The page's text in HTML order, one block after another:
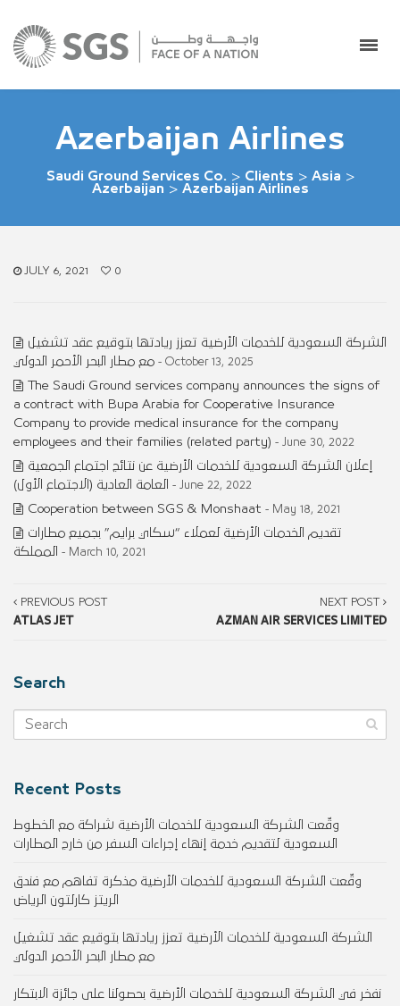
Azerbaijan Airlines
Saudi Ground Services Co. > Clients > Asia >
Azerbaijan > Azerbaijan Airlines
JULY 6, 2021 0
الشركة السعودية للخدمات الأرضية تعزز ريادتها بتوقيع عقد تشغيل
مع مطار البحر الأحمر الدولي - October 13, 2025
The Saudi Ground services company announces the signs of
a contract with Bupa Arabia for Cooperative Insurance
Company to provide medical insurance for the company
employees and their families (related party) - June 30, 2022
إعلان الشركة السعودية للخدمات الأرضية عن نتائج اجتماع الجمعية
العامة العادية (الاجتماع الأول)
- June 22, 2022
Cooperation between SGS & Monshaat - May 18, 2021
تقديم الخدمات الأرضية لعملاء “سكاي برايم” بجميع مطارات
المملكة
- March 10, 2021
PREVIOUS POST
ATLAS JET
NEXT POST
AZMAN AIR SERVICES LIMITED
Search
Recent Posts
وقّعت الشركة السعودية للخدمات الأرضية شراكة مع الخطوط
السعودية لتقديم خدمة إنهاء إجراءات السفر من خارج المطارات
وقّعت الشركة السعودية للخدمات الأرضية مذكرة تفاهم مع فندق
الريتز كارلتون الرياض
الشركة السعودية للخدمات الأرضية تعزز ريادتها بتوقيع عقد تشغيل
مع مطار البحر الأحمر الدولي
نفخر في الشركة السعودية للخدمات الأرضية بحصولنا على جائزة الابتكار